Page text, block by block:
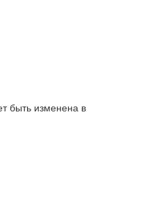
быть изменена в